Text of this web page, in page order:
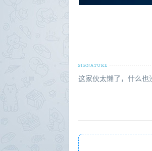
这家伙太懒了，什么也